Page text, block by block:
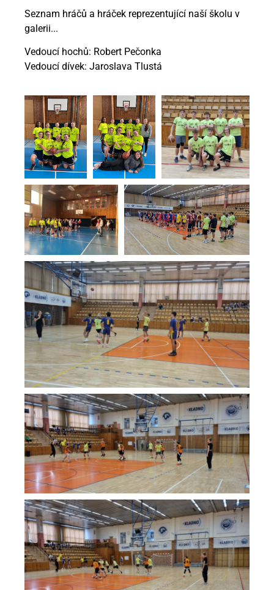
Seznam hráčů a hráček reprezentující naší školu v
galerii...
Vedoucí hochů: Robert Pečonka
Vedoucí dívek: Jaroslava Tlustá